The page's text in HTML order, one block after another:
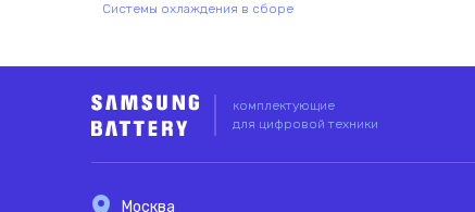
Системы охлаждения в сборе
комплектующие
для цифровой техники
Москва